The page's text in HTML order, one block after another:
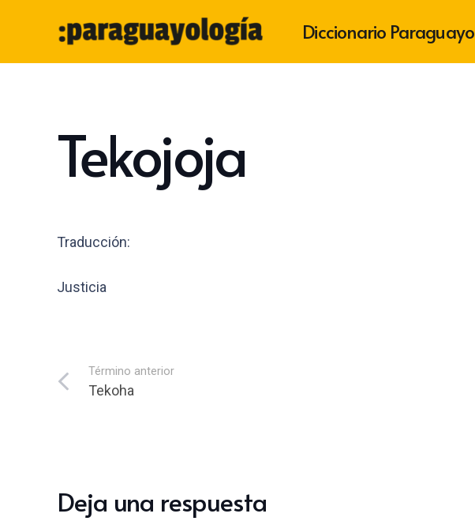
Diccionario Paraguayo
Tekojoja
Traducción:
Justicia
Término anterior
Tekoha
Deja una respuesta